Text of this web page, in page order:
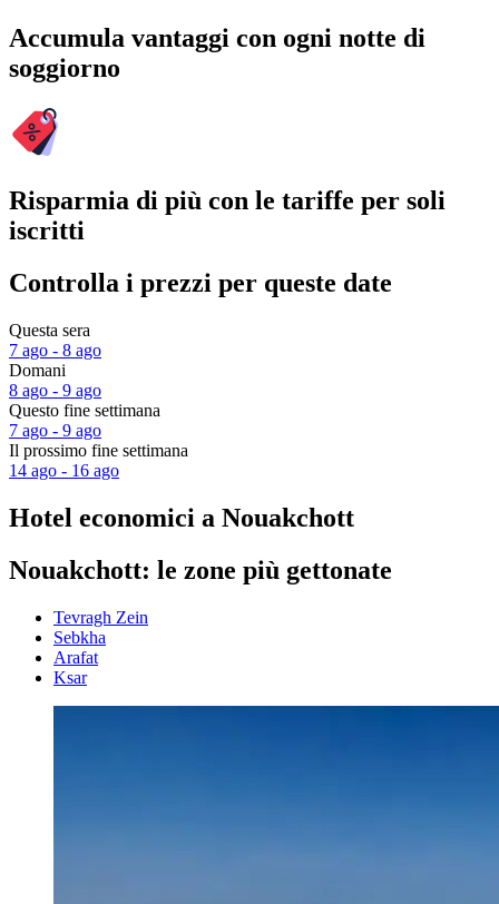
Accumula vantaggi con ogni notte di
soggiorno
Risparmia di più con le tariffe per soli
iscritti
Controlla i prezzi per queste date
Questa sera
7 ago - 8 ago
Domani
8 ago - 9 ago
Questo fine settimana
7 ago - 9 ago
Il prossimo fine settimana
14 ago - 16 ago
Hotel economici a Nouakchott
Nouakchott: le zone più gettonate
Tevragh Zein
Sebkha
Arafat
Ksar